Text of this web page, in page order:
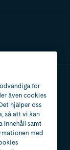
för
även cookies
hjälper oss
så att vi kan
innehåll samt
med